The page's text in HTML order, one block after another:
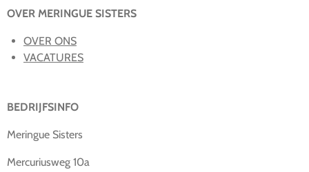
OVER MERINGUE SISTERS
OVER ONS
VACATURES
BEDRIJFSINFO
Meringue Sisters
Mercuriusweg 10a